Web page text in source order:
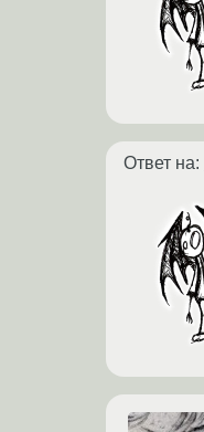
Ответ на: